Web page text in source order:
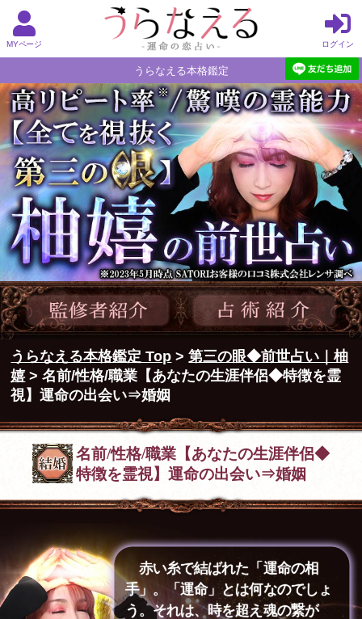
MYページ ログイン
うらなえる本格鑑定
うらなえる本格鑑定 Top >第三の眼◆前世占い｜柚
嬉> 名前/性格/職業【あなたの生涯伴侶◆特徴を霊
視】運命の出会い⇒婚姻
名前/性格/職業【あなたの生涯伴侶◆
特徴を霊視】運命の出会い⇒婚姻
赤い糸で結ばれた「運命の相
手」。「運命」とは何なのでしょ
う。それは、時を超え魂の繋が